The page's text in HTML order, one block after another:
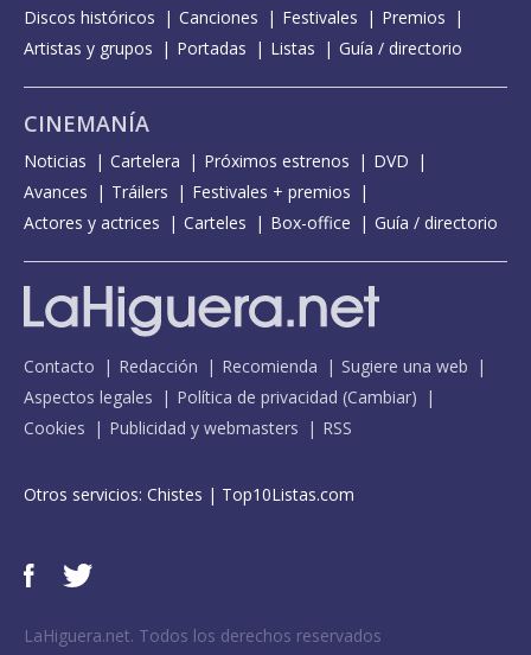
Discos históricos
Canciones Festivales
Premios
Artistas y grupos
Portadas Listas Guía / directorio
CINEMANÍA
Noticias Cartelera Próximos estrenos
DVD
Avances
Tráilers
Festivales + premios
Actores y actrices
Carteles Box-office Guía / directorio
Contacto Redacción Recomienda
Sugiere una web
Aspectos legales
Política de privacidad (Cambiar)
Cookies
Publicidad y webmasters RSS
Otros servicios: Chistes | Top10Listas.com
LaHiguera.net. Todos los derechos reservados